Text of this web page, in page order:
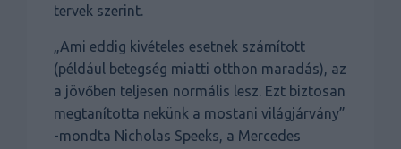
tervek szerint.
„Ami eddig kivételes esetnek számított
(például betegség miatti otthon maradás), az
a jövőben teljesen normális lesz. Ezt biztosan
megtanította nekünk a mostani világjárvány”
-mondta Nicholas Speeks, a Mercedes